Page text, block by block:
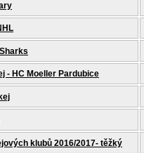
- HC Moeller Pardubice
klubů 2016/2017- těžký